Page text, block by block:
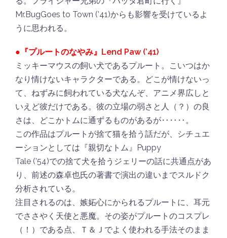
Mr.BugGoes to Town (’41)からも影響を受けているよ
うに思われる。
●『プルートのなやみ』Lend Paw (’41)
ミッキーマウスの飼い犬であるプルート。こいつはか
なり情けないキャラクターである。どこが情けないっ
て、ねずみに飼われている犬なんぞ、アニメ界広しと
いえど彼だけである。彼の立場の弱さと人（？）の良
さは、どこかトムに通ずるものがあるが‥‥‥。
この作品はプルートが捨て猫を拾う話だが、シチュエ
ーションとしては『親切なトム』Puppy
Tale (’54)での捨て犬を拾うジェリーの話に共通点があ
り、前述の森卓也氏の著書で演出の違いまでスルドク
分析されている。
注目されるのは、嫉妬心にかられるプルートに、耳元
でささやく天使と悪魔。その姿がプルートのコスプレ
（！）である点、Ｔ＆Ｊでよく使われる手法そのまま